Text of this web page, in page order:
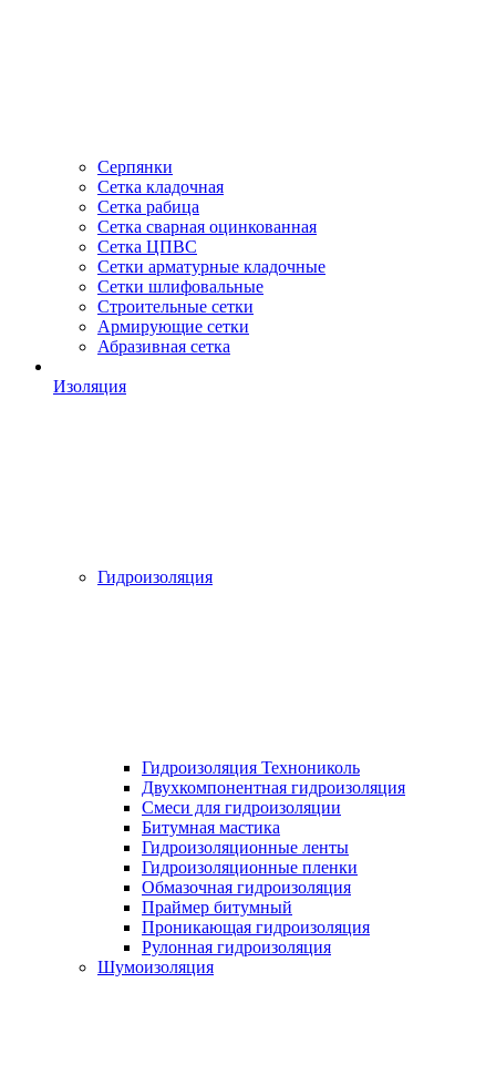
Серпянки
Сетка кладочная
Сетка рабица
Сетка сварная оцинкованная
Сетка ЦПВС
Сетки арматурные кладочные
Сетки шлифовальные
Строительные сетки
Армирующие сетки
Абразивная сетка
Изоляция
Гидроизоляция
Гидроизоляция Технониколь
Двухкомпонентная гидроизоляция
Смеси для гидроизоляции
Битумная мастика
Гидроизоляционные ленты
Гидроизоляционные пленки
Обмазочная гидроизоляция
Праймер битумный
Проникающая гидроизоляция
Рулонная гидроизоляция
Шумоизоляция